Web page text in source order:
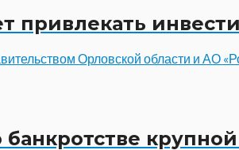
привлекать
Орловской области и АО